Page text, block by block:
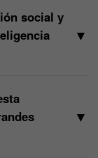
social y
▼
▼